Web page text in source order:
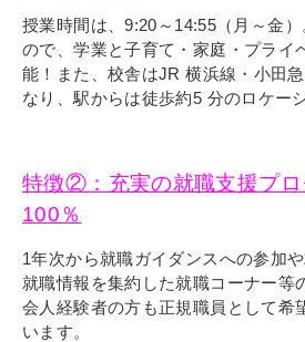
授業時間は、9:20～14:55（月～金
ので、学業と子育て・家庭・プライ
能！また、校舎はJR 横浜線・小田
なり、駅からは徒歩約5 分のロケー
特徴②：充実の就職支援プ
100％
1年次から就職ガイダンスへの参加
就職情報を集約した就職コーナー等
会人経験者の方も正規職員として希
います。